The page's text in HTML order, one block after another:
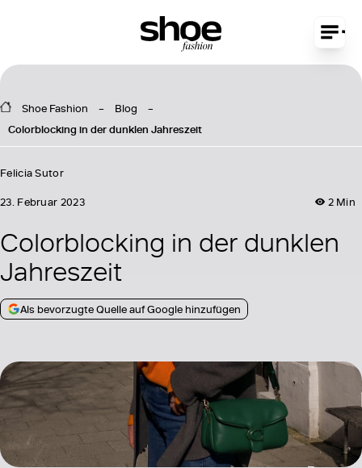
Shoe Fashion
Blog
Colorblocking in der dunklen Jahreszeit
Felicia Sutor
2 Min
23. Februar 2023
Colorblocking in der dunklen
Jahreszeit
Als bevorzugte Quelle auf Google hinzufügen